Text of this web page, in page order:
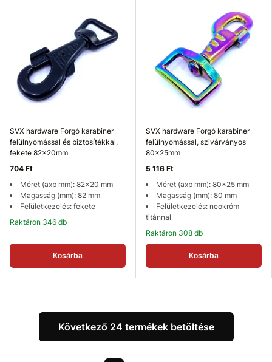
SVX hardware Forgó karabiner
felülnyomással és biztosítékkal,
fekete 82x20mm
704 Ft
Méret (axb mm): 82x20 mm
Magasság (mm): 82 mm
Felületkezelés: fekete
Raktáron 346 db
Kosárba
SVX hardware Forgó karabiner
felülnyomással, szivárványos
80x25mm
5 116 Ft
Méret (axb mm): 80x25 mm
Magasság (mm): 80 mm
Felületkezelés: neokróm
titánnal
Raktáron 308 db
Kosárba
Következő 24 termékek betöltése